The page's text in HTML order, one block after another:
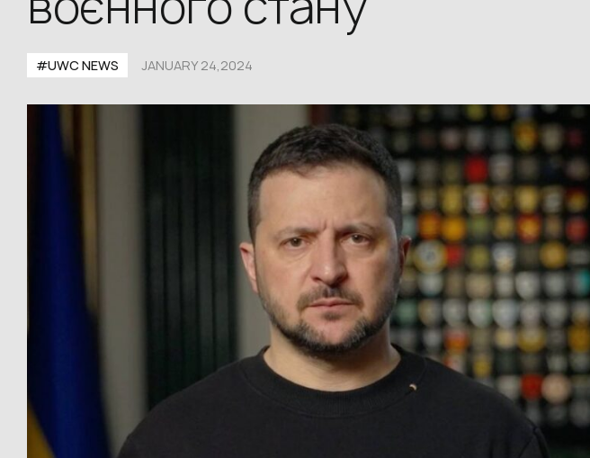
#UWС NEWS JANUARY 24,2024